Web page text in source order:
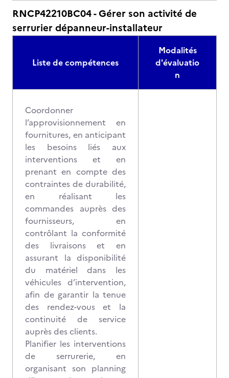
RNCP42210BC04 - Gérer son activité de
serrurier dépanneur-installateur
Liste de compétences
Modalités
d'évaluatio
n
Coordonner
l’approvisionnement en
fournitures, en anticipant
les besoins liés aux
interventions et en
prenant en compte des
contraintes de durabilité,
en réalisant les
commandes auprès des
fournisseurs, en
contrôlant la conformité
des livraisons et en
assurant la disponibilité
du matériel dans les
véhicules d’intervention,
afin de garantir la tenue
des rendez-vous et la
continuité de service
auprès des clients.
Planifier les interventions
de serrurerie, en
organisant son planning